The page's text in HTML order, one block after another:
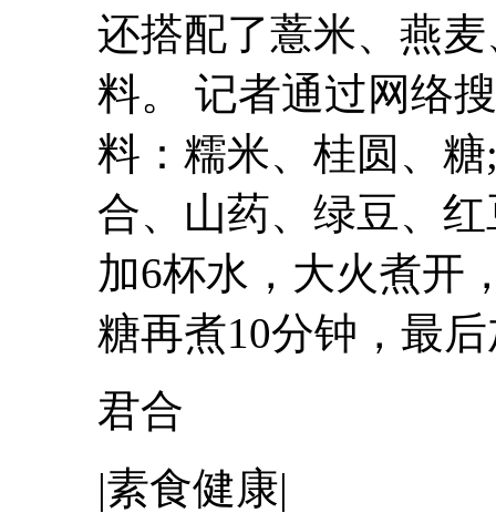
还搭配了薏米、燕
料。 记者通过网
料：糯米、桂圆、
合、山药、绿豆、 红
加6杯水，大火煮开
糖再煮10分钟，最
君合
|素食健康|